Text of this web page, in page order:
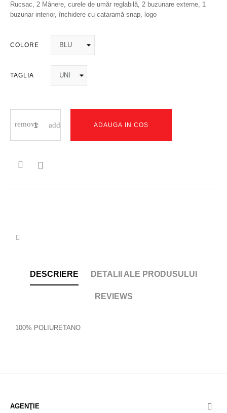
Rucsac, 2 Mânere, curele de umăr reglabilă, 2 buzunare externe, 1
buzunar interior, închidere cu cataramă snap, logo
COLORE
TAGLIA
ADAUGA IN COS

DESCRIERE DETALII ALE PRODUSULUI
REVIEWS
100% POLIURETANO
AGENŢIE 